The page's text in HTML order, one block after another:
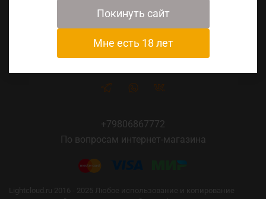
+79806867772
По вопросам интернет-магазина
Lightcloud.ru 2016 - 2025 Любое использование и копирование
Покинуть сайт
Мне есть 18 лет